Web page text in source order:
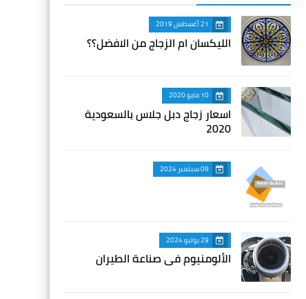
21 أغسطس 2019
الليكسان ام الزجاج من الافضل؟؟
10 مايو 2020
اسعار زجاج دبل جلاس بالسعودية
2020
09 سبتمبر 2024
29 يوليو 2024
الألومنيوم في صناعة الطيران